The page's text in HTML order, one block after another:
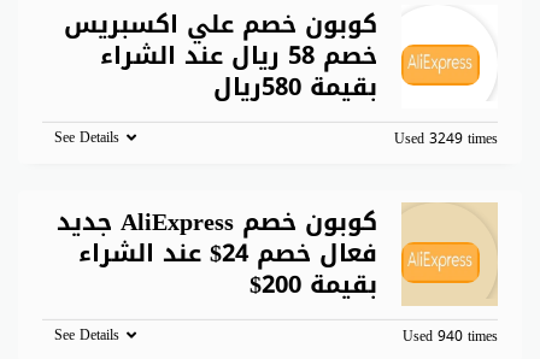
كوبون خصم علي اكسبريس
خصم 58 ريال عند الشراء
بقيمة 580ريال
Used 3249 times
See Details
كوبون خصم AliExpress جديد
فعال خصم 24$ عند الشراء
بقيمة 200$
Used 940 times
See Details